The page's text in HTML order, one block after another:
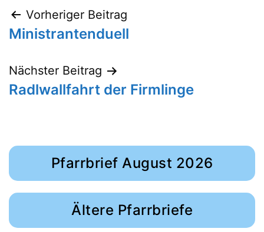
Beitragsnavigation
Vorheriger Beitrag
Ministrantenduell
Nächster Beitrag
Radlwallfahrt der Firmlinge
Pfarrbrief August 2026
Ältere Pfarrbriefe